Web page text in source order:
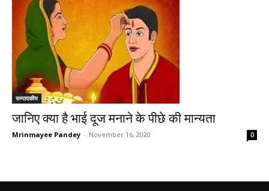
सम्पादकीय
जानिए क्या है भाई दूज मनाने के पीछे की मान्यता
Mrinmayee Pandey - November 16, 2020 0